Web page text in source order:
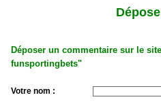
Déposer un commentaire sur le
funsportingbets"
Votre nom :